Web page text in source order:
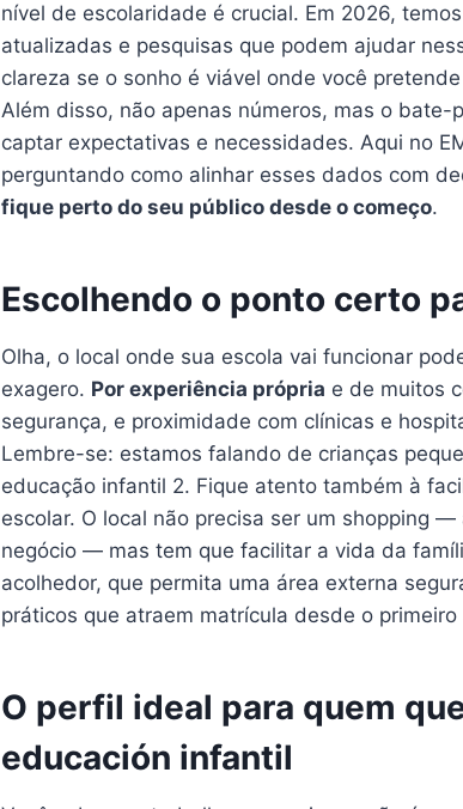
nível de escolaridade é crucial. Em 2026,
atualizadas e pesquisas que podem ajudar
clareza se o sonho é viável onde você
Além disso, não apenas números, mas o
captar expectativas e necessidades. Aqui no
perguntando como alinhar esses dados com
fique perto do seu público desde o começo.
Escolhendo o ponto certo
Olha, o local onde sua escola vai funcionar
exagero. Por experiência própria e de muitos
segurança, e proximidade com clínicas e
Lembre-se: estamos falando de crianças
educação infantil 2. Fique atento também à
escolar. O local não precisa ser um shopping
negócio — mas tem que facilitar a vida da
acolhedor, que permita uma área externa
práticos que atraem matrícula desde o primeiro
O perfil ideal para quem
educación infantil